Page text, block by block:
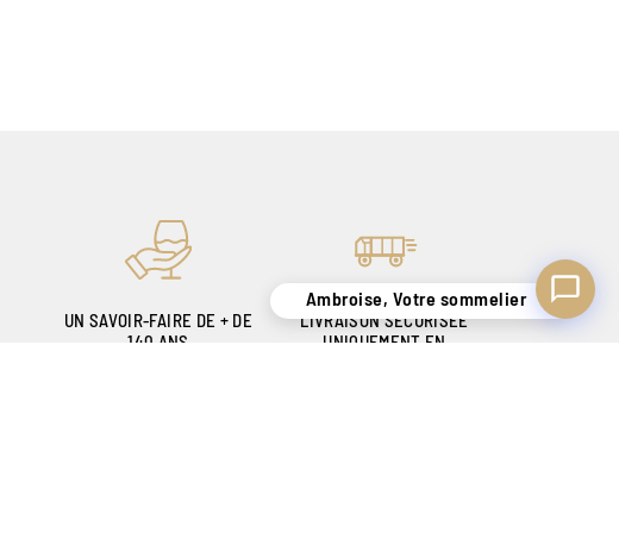
UN SAVOIR-FAIRE DE + DE
140 ANS
LIVRAISON SÉCURISÉE
UNIQUEMENT EN
Ambroise, Votre sommelier